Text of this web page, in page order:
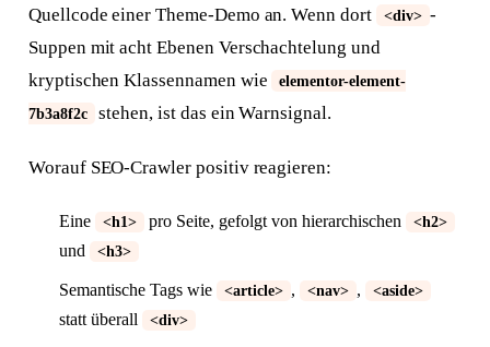
Quellcode einer Theme-Demo an. Wenn dort
<div> -
Suppen mit acht Ebenen Verschachtelung und
kryptischen Klassennamen wie
elementor-element-
7b3a8f2c
stehen, ist das ein Warnsignal.
Worauf SEO-Crawler positiv reagieren:
Eine <h1> pro Seite, gefolgt von hierarchischen <h2>
und <h3>
Semantische Tags wie <article> , <nav> , <aside>
statt überall <div>